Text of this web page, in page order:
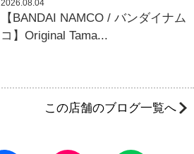
2026.08.04
【BANDAI NAMCO / バンダイナム
コ】Original Tama...
この店舗のブログ一覧へ